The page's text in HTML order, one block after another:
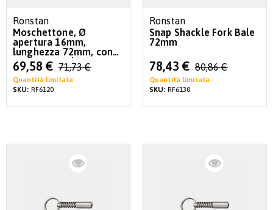
Ronstan
Moschettone, Ø
apertura 16mm,
lunghezza 72mm, con
sgancio rapido
Special
Price
69,58 € 71,73 €
Quantità limitata
SKU: RF6120
Ronstan
Snap Shackle Fork Bale
72mm
Special
Price
78,43 € 80,86 €
Quantità limitata
SKU: RF6130